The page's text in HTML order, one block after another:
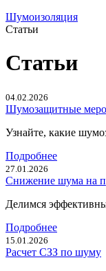
Шумоизоляция
Статьи
Статьи
04.02.2026
Шумозащитные
Узнайте, какие
Подробнее
27.01.2026
Снижение шума на
Делимся
Подробнее
15.01.2026
Расчет СЗЗ по шуму